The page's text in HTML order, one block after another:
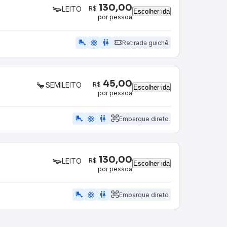
LEITO R$ 130,00
por pessoa
Escolher ida
airline_seat_legroom_extra ac_unit wc Retirada guichê
SEMILEITO R$ 45,00
por pessoa
Escolher ida
airline_seat_legroom_extra ac_unit WC Embarque direto
LEITO R$ 130,00
por pessoa
Escolher ida
airline_seat_legroom_extra ac_unit wc Embarque direto